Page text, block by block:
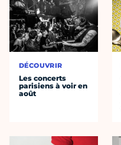
DÉCOUVRIR
Les concerts
parisiens à voir en
août